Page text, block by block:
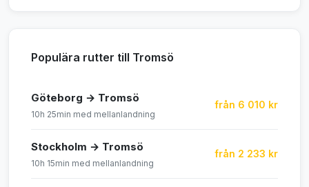
Populära rutter till Tromsö
Göteborg → Tromsö
10h 25min med mellanlandning
från 6 010 kr
Stockholm → Tromsö
10h 15min med mellanlandning
från 2 233 kr